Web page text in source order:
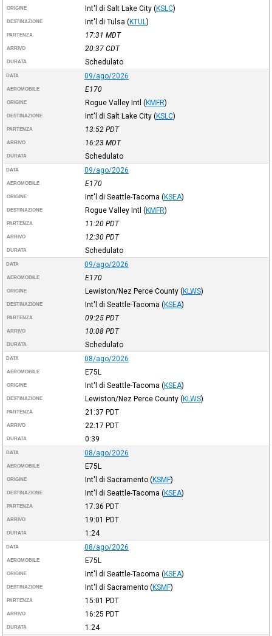
ORIGINE Int'l di Salt Lake City (KSLC)
DESTINAZIONE Int'l di Tulsa (KTUL )
PARTENZA 17:31 MDT
ARRIVO 20:37 CDT
DURATA Schedulato
DATA 09/ago/2026
AEROMOBILE E170
ORIGINE Rogue Valley Intl (KMFR)
DESTINAZIONE Int'l di Salt Lake City (KSLC)
PARTENZA 13:52 PDT
ARRIVO 16:23 MDT
DURATA Schedulato
DATA 09/ago/2026
AEROMOBILE E170
ORIGINE Int'l di Seattle-Tacoma (KSEA)
DESTINAZIONE Rogue Valley Intl (KMFR)
PARTENZA 11:20 PDT
ARRIVO 12:30 PDT
DURATA Schedulato
DATA 09/ago/2026
AEROMOBILE E170
ORIGINE Lewiston/Nez Perce County (KLWS)
DESTINAZIONE Int'l di Seattle-Tacoma (KSEA)
PARTENZA 09:25 PDT
ARRIVO 10:08 PDT
DURATA Schedulato
DATA 08/ago/2026
AEROMOBILE E75L
ORIGINE Int'l di Seattle-Tacoma (KSEA)
DESTINAZIONE Lewiston/Nez Perce County (KLWS)
PARTENZA 21:37 PDT
ARRIVO 22:17 PDT
DURATA 0:39
DATA 08/ago/2026
AEROMOBILE E75L
ORIGINE Int'l di Sacramento (KSMF)
DESTINAZIONE Int'l di Seattle-Tacoma (KSEA)
PARTENZA 17:36 PDT
ARRIVO 19:01 PDT
DURATA 1:24
DATA 08/ago/2026
AEROMOBILE E75L
ORIGINE Int'l di Seattle-Tacoma (KSEA)
DESTINAZIONE Int'l di Sacramento (KSMF)
PARTENZA 15:01 PDT
ARRIVO 16:25 PDT
DURATA 1:24